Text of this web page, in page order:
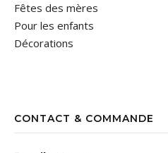
Fêtes des mères
Pour les enfants
Décorations
CONTACT & COMMANDE